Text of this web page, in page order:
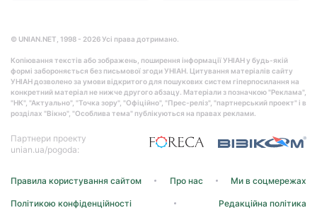
© UNIAN.NET, 1998 - 2026 Усі права дотримано.
Копіювання текстів або зображень, поширення інформації УНІАН у будь-якій
формі забороняється без письмової згоди УНІАН. Цитування матеріалів сайту
УНІАН дозволено за умови відкритого для пошукових систем гіперпосилання на
конкретний матеріал не нижче другого абзацу. Матеріали з позначкою "Реклама",
"НК", "Актуально", "Точка зору", "Офіційно", "Прес-реліз", "партнерський проект" і в
розділах "Вікно", "Особлива тема" публікуються на правах реклами.
Партнери проекту
unian.ua/pogoda:
Правила користування сайтом Про нас Ми в соцмережах
Політикою конфіденційності Редакційна політика